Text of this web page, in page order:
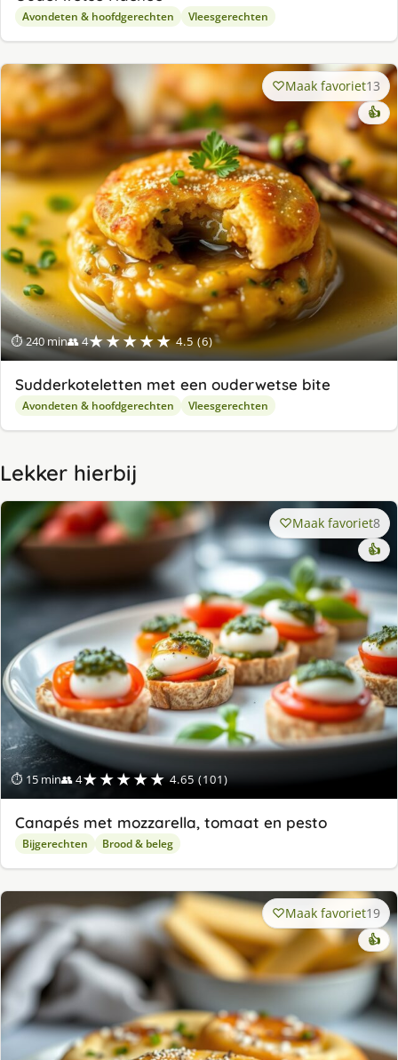
Avondeten & hoofdgerechten Vleesgerechten
⏱ 240 min👥 4★★★★★ 4.5 (6)
Maak favoriet13
👍
Sudderkoteletten met een ouderwetse bite
Avondeten & hoofdgerechten Vleesgerechten
Lekker hierbij
⏱ 15 min👥 4★★★★★ 4.65 (101)
Maak favoriet8
👍
Canapés met mozzarella, tomaat en pesto
Bijgerechten Brood & beleg
Maak favoriet19
👍